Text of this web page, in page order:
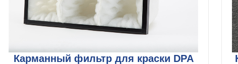
Карманный фильтр для краски DPA